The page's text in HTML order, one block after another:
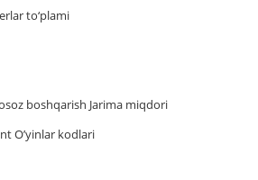
to‘plami
boshqаrish Jаrimа miqdori
O’yinlar kodlari